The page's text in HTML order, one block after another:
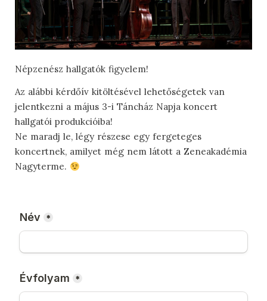
Népzenész hallgatók figyelem!
Az alábbi kérdőív kitöltésével lehetőségetek van
jelentkezni a május 3-i Táncház Napja koncert
hallgatói produkcióiba!
Ne maradj le, légy részese egy fergeteges
koncertnek, amilyet még nem látott a Zeneakadémia
Nagyterme.